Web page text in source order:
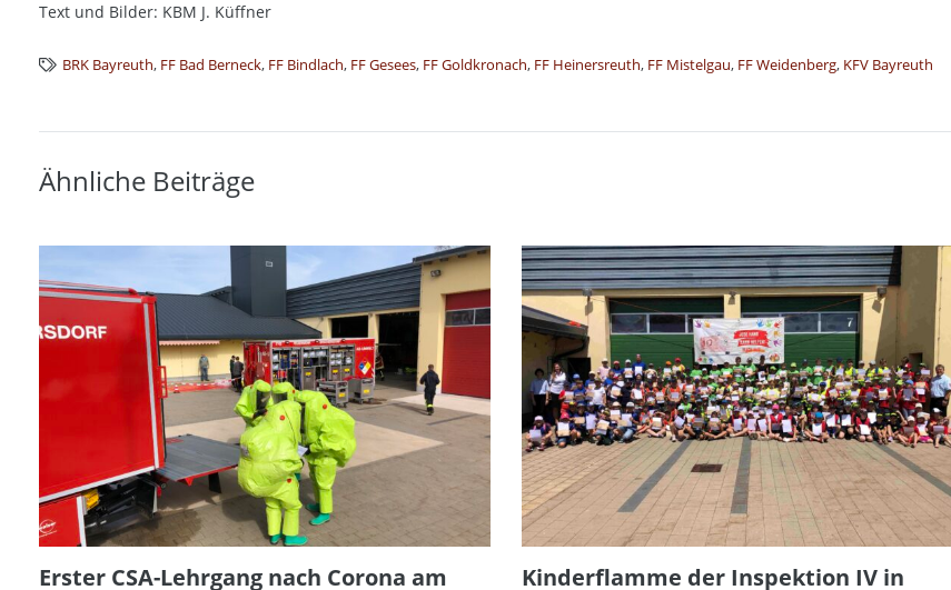
Text und Bilder: KBM J. Küffner
BRK Bayreuth, FF Bad Berneck, FF Bindlach, FF Gesees, FF Goldkronach, FF Heinersreuth, FF Mistelgau, FF Weidenberg, KFV Bayreuth
Ähnliche Beiträge
Erster CSA-Lehrgang nach Corona am Kinderflamme der Inspektion IV in